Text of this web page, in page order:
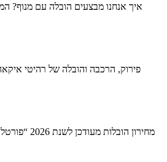
איך אנחנו מבצעים הובלה עם מנוף?
פירוק, הרכבה והובלה של רהיטי
מחירון הובלות